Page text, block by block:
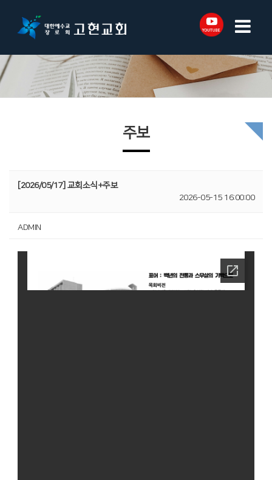
주보
[2026/05/17] 교회소식+주보
2026-05-15 16:00:00
ADMIN